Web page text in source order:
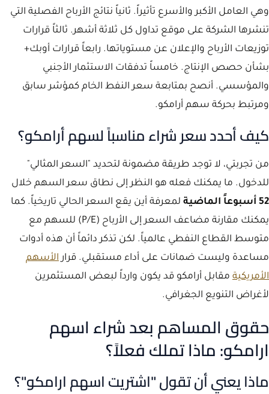
وهي العامل الأكبر والأسرع تأثيراً. ثانياً نتائج الأرباح الفصلية التي
تنشرها الشركة على موقع تداول كل ثلاثة أشهر. ثالثاً قرارات
توزيعات الأرباح والإعلان عن مستوياتها. رابعاً قرارات أوبك+
بشأن حصص الإنتاج. خامساً تدفقات الاستثمار الأجنبي
والمؤسسي. أنصح بمتابعة سعر النفط الخام كمؤشر سابق
ومرتبط بحركة سهم أرامكو.
كيف أحدد سعر شراء مناسباً لسهم أرامكو؟
من تجربتي، لا توجد طريقة مضمونة لتحديد "السعر المثالي"
للدخول. ما يمكنك فعله هو النظر إلى نطاق سعر السهم خلال
52 أسبوعاً الماضية
لمعرفة أين يقع السعر الحالي تاريخياً. كما
يمكنك مقارنة مضاعف السعر إلى الأرباح (P/E) للسهم مع
متوسط القطاع النفطي عالمياً. لكن تذكر دائماً أن هذه أدوات
مساعدة وليست ضمانات على أداء مستقبلي. قرار الأسهم
الأمريكية مقابل أرامكو قد يكون وارداً لبعض المستثمرين
لأغراض التنويع الجغرافي.
حقوق المساهم بعد شراء اسهم
ارامكو: ماذا تملك فعلاً؟
ماذا يعني أن تقول "اشتريت اسهم ارامكو"؟